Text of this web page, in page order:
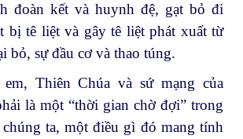
đoàn kết và huynh đệ, gạt bỏ đi
bị tê liệt và gây tê liệt phát xuất từ
bỏ, sự đầu cơ và thao túng.
Thiên Chúa và sứ mạng của
là một “thời gian chờ đợi” trong
chúng ta, một điều gì đó mang tính